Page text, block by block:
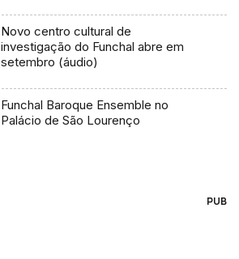
Novo centro cultural de
investigação do Funchal abre em
setembro (áudio)
Funchal Baroque Ensemble no
Palácio de São Lourenço
PUB